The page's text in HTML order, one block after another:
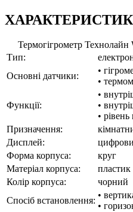
Термогігрометр Технолайн
Тип:
Основні датчики:
•
•
Функції:
•
•
•
Призначення:
Дисплей:
Форма корпуса:
круг
Матеріал корпуса:
пластик
Колір корпуса:
чорний
Спосіб встановлення:
•
•